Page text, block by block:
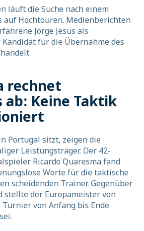
läuft die Suche nach einem
auf Hochtouren. Medienberichten
Jorge Jesus als
für die Übernahme des
rechnet
ab: Keine Taktik
Portugal sitzt, zeigen die
Leistungsträger. Der 42-
Ricardo Quaresma fand
Worte für die taktische
scheidenden Trainer. Gegenüber
stellte der Europameister von
Turnier von Anfang bis Ende